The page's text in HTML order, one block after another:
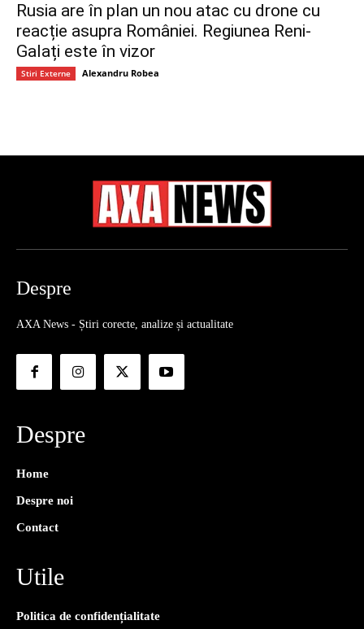
Rusia are în plan un nou atac cu drone cu
reacție asupra României. Regiunea Reni-
Galați este în vizor
Stiri Externe Alexandru Robea
Despre
AXA News - Știri corecte, analize și actualitate
Despre
Home
Despre noi
Contact
Utile
Politica de confidențialitate